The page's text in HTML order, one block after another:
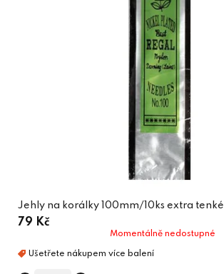
Jehly na korálky 100mm/10ks extra tenké
79 Kč
Momentálně nedostupné